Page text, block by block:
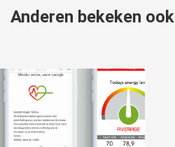
Anderen bekeken ook